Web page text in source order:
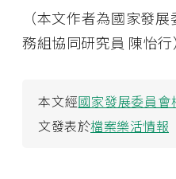
（本文作者為國家發
務組協同研究員 陳怡行）
本文經國家發展委員會
文發表於檔案樂活情報